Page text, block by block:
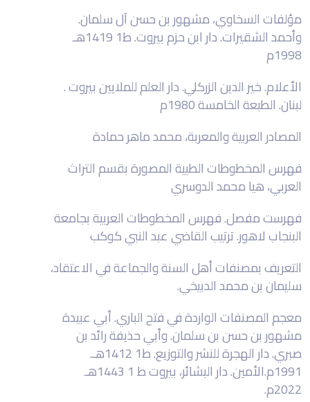
مؤلفات السخاوي، مشهور بن حسن آل سلمان.
وأحمد الشقيرات. دار ابن حزم بيروت. ط1 1419هـ
1998م
الأعلام. خير الدين الزركلي. دار العلم للملايين بيروت .
لبنان. الطبعة الخامسة 1980م
المصادر العربية والمعربة، محمد ماهر حمادة
فهرس المخطوطات الطبية المصورة بقسم التراث
العربي، هيا محمد الدوسري
فهرست مفصل. فهرس المخطوطات العربية بجامعة
البنجاب لاهور. ترتيب القاضي عبد النبي كوكب
التعريف بمصنفات أهل السنة والجماعة في الاعتقاد،
سليمان بن محمد الدبيخي.
معجم المصنفات الواردة في فتح الباري. أبي عبيدة
مشهور بن حسن بن سلمان. وأبي حذيفة رائد بن
صبري. دار الهجرة للنشر والتوزيع. ط1 1412هـ.
1991م.الأمين. دار البشائر، بيروت ط 1 1443هـ
2022م.